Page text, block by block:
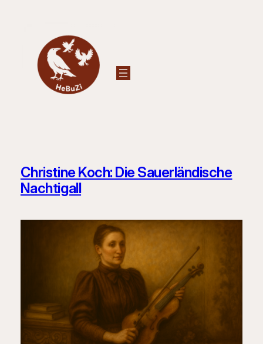
Christine Koch: Die Sauerländische
Nachtigall